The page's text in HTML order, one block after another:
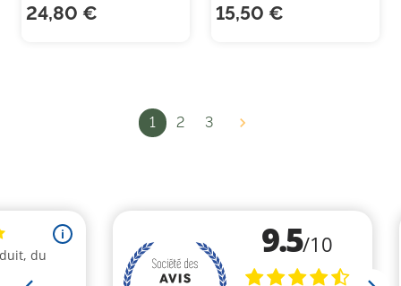
(1 avis)
24,80 € 15,50 €
1 2 3 